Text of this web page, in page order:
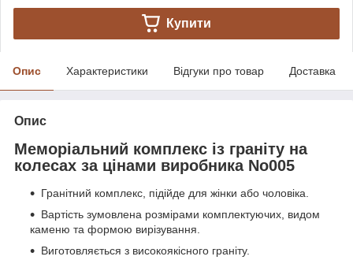
Купити
Опис Характеристики Відгуки про товар Доставка
Опис
Меморіальний комплекс із граніту на
колесах за цінами виробника No005
Гранітний комплекс, підійде для жінки або чоловіка.
Вартість зумовлена розмірами комплектуючих, видом
каменю та формою вирізування.
Виготовляється з високоякісного граніту.